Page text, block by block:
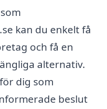
kan du enkelt få
och få en
alternativ.
dig som
beslut